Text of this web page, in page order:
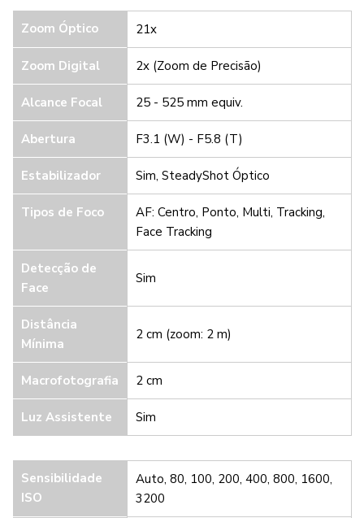
Zoom Óptico 21x
Zoom Digital 2x (Zoom de Precisão)
Alcance Focal 25 - 525 mm equiv.
Abertura F3.1 (W) - F5.8 (T)
Estabilizador Sim, SteadyShot Óptico
Tipos de Foco
AF: Centro, Ponto, Multi, Tracking,
Face Tracking
Detecção de
Face
Sim
Distância
Mínima
2 cm (zoom: 2 m)
Macrofotografia 2 cm
Luz Assistente Sim
Sensibilidade
ISO
Auto, 80, 100, 200, 400, 800, 1600,
3200